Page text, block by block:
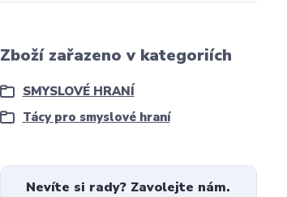
Zboží zařazeno v kategoriích
SMYSLOVÉ HRANÍ
Tácy pro smyslové hraní
Nevíte si rady? Zavolejte nám.